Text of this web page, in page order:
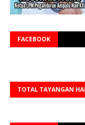
FACEBOOK
TOTAL TAYANGAN